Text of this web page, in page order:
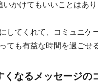
いかけてもいいことはあり
してくれて、コミュニ
ても有益な時間を過ごせ
くなるメッセージの